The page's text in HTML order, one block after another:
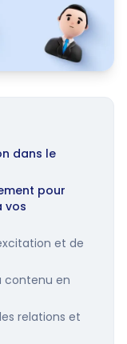
dans le
pour
vos
et de
contenu en
relations et